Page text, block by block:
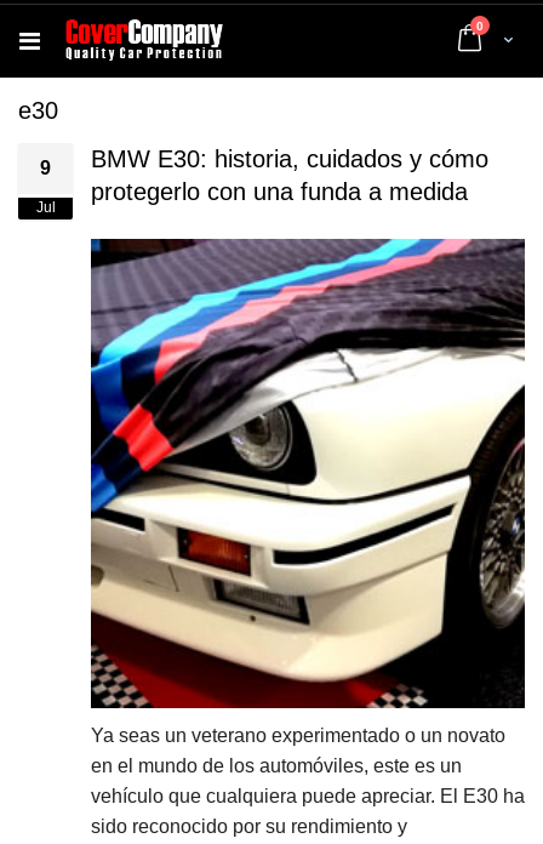
Cart
0 artículos
e30
9
Jul
BMW E30: historia, cuidados y cómo
protegerlo con una funda a medida
Ya seas un veterano experimentado o un novato
en el mundo de los automóviles, este es un
vehículo que cualquiera puede apreciar. El E30 ha
sido reconocido por su rendimiento y